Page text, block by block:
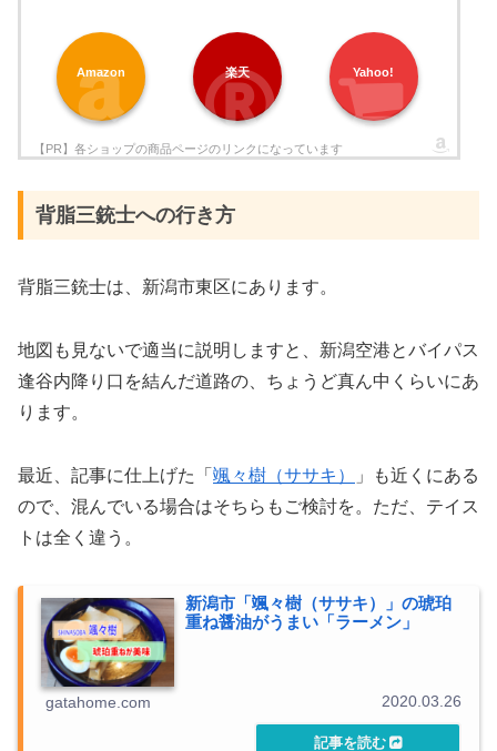
Amazon 楽天 Yahoo!
背脂三銃士への行き方
背脂三銃士は、新潟市東区にあります。
地図も見ないで適当に説明しますと、新潟空港とバイパス
逢谷内降り口を結んだ道路の、ちょうど真ん中くらいにあ
ります。
最近、記事に仕上げた「 颯々樹（ササキ）
」も近くにある
ので、混んでいる場合はそちらもご検討を。ただ、テイス
トは全く違う。
新潟市「颯々樹（ササキ）」の琥珀
重ね醤油がうまい「ラーメン」
gatahome.com 2020.03.26